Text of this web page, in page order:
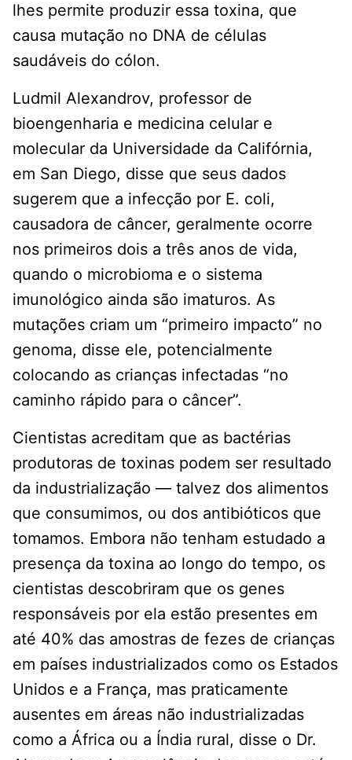
lhes permite produzir essa toxina, que
causa mutação no DNA de células
saudáveis ​​do cólon.
Ludmil Alexandrov, professor de
bioengenharia e medicina celular e
molecular da Universidade da Califórnia,
em San Diego, disse que seus dados
sugerem que a infecção por E. coli,
causadora de câncer, geralmente ocorre
nos primeiros dois a três anos de vida,
quando o microbioma e o sistema
imunológico ainda são imaturos. As
mutações criam um “primeiro impacto” no
genoma, disse ele, potencialmente
colocando as crianças infectadas “no
caminho rápido para o câncer”.
Cientistas acreditam que as bactérias
produtoras de toxinas podem ser resultado
da industrialização — talvez dos alimentos
que consumimos, ou dos antibióticos que
tomamos. Embora não tenham estudado a
presença da toxina ao longo do tempo, os
cientistas descobriram que os genes
responsáveis ​​por ela estão presentes em
até 40% das amostras de fezes de crianças
em países industrializados como os Estados
Unidos e a França, mas praticamente
ausentes em áreas não industrializadas
como a África ou a Índia rural, disse o Dr.